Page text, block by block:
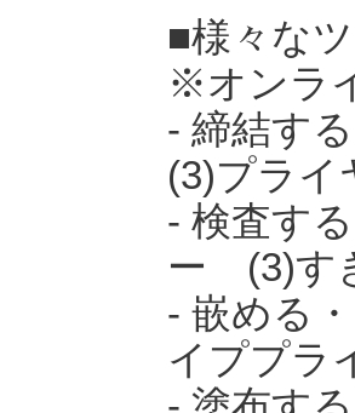
■様々な
※オンラ
- 締結す
(3)プライ
- 検査す
ー (3)す
- 嵌める
イププラ